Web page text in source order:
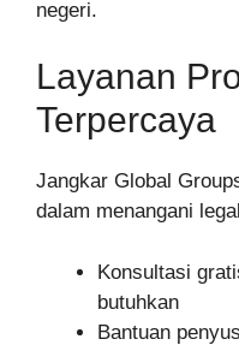
negeri.
Layanan
Terpercaya
Jangkar Global
dalam menangani
Konsultasi
butuhkan
Bantuan